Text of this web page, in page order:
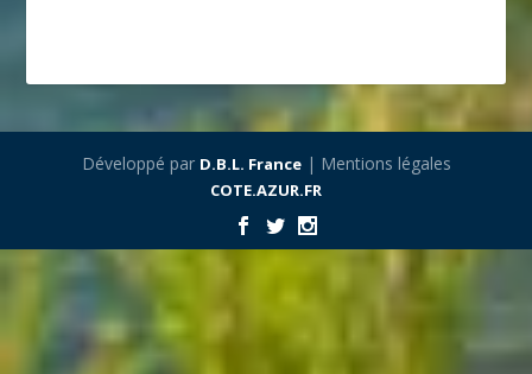
Développé par D.B.L. France| Mentions légales
COTE.AZUR.FR